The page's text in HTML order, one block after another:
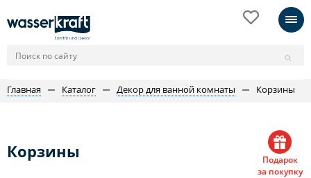
Главная Каталог Декор для ванной комнаты Корзины
Корзины
Подарок
за покупку